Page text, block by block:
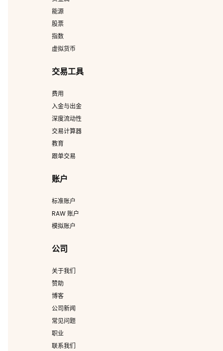
能源
股票
指数
虚拟货币
交易工具
费用
入金与出金
深度流动性
交易计算器
教育
跟单交易
账户
标准账户
RAW 账户
模拟账户
公司
关于我们
赞助
博客
公司新闻
常见问题
职业
联系我们